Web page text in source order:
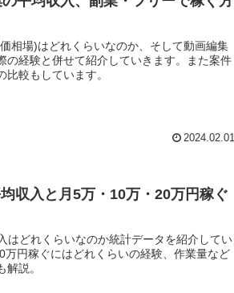
相場)はどれくらいなのか、そして動画編集
の経験と併せて紹介していきます。また案件
較もしています。
2024.02.01
収入と月5万・10万・20万円稼ぐ
はどれくらいなのか統計データを紹介してい
万円稼ぐにはどれくらいの経験、作業量など
説。